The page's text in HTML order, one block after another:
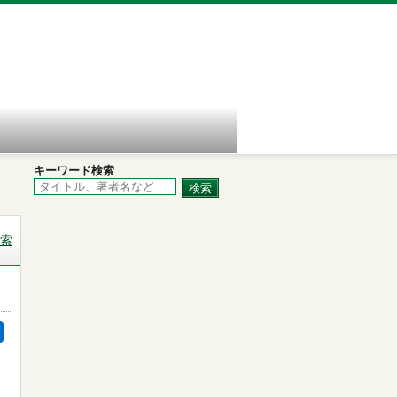
キーワード検索